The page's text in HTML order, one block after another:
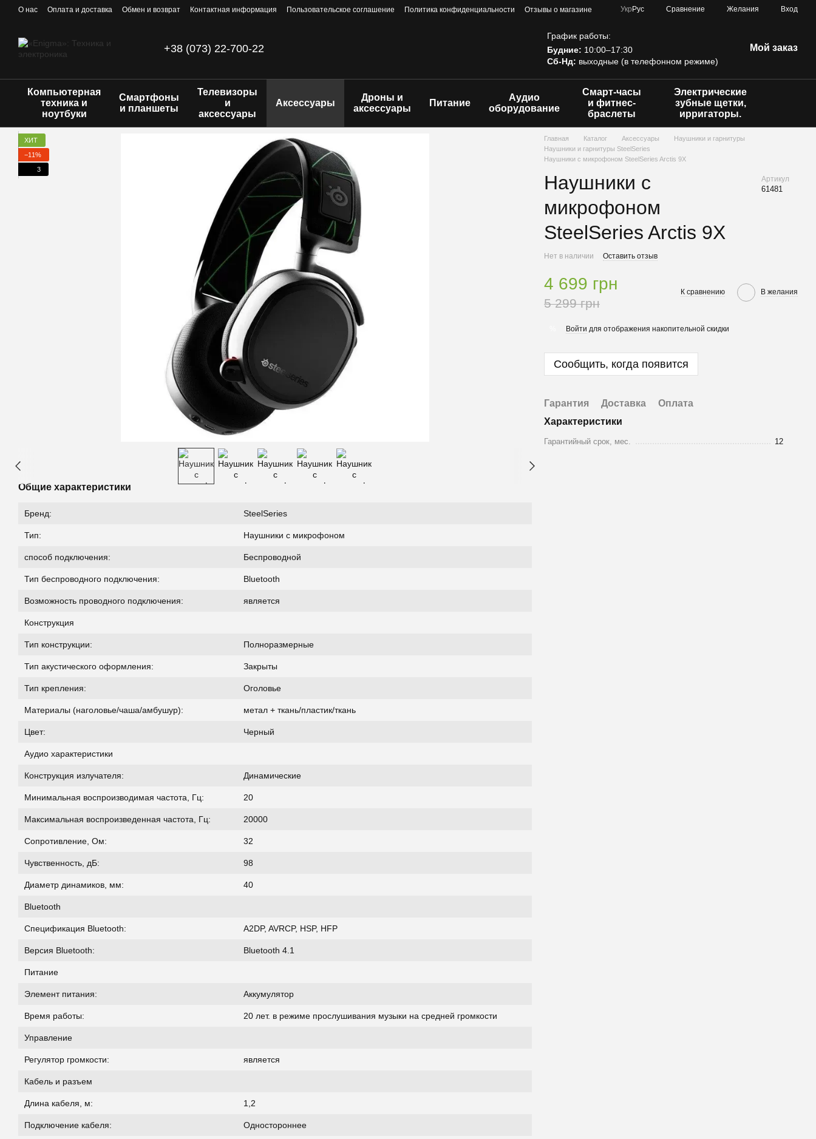
Перейти к основному контенту
О нас Оплата и доставка Обмен и возврат Контактная информация Пользовательское соглашение Политика конфиденциальности Отзывы о магазине Укр Рус Сравнение Желания Вход
+38 (073) 22-700-22
График работы:
Будние: 10:00–17:30
Сб-Нд: выходные (в телефонном режиме)
Мой заказ
Компьютерная
техника и
ноутбуки
Смартфоны
и планшеты
Телевизоры
и
аксессуары
Аксессуары
Дроны и
аксессуары
Питание
Аудио
оборудование
Смарт-часы
и фитнес-
браслеты
Электрические
зубные щетки,
ирригаторы.
ХИТ
−11%
3
Общие характеристики
Бренд: SteelSeries
Тип: Наушники с микрофоном
способ подключения: Беспроводной
Тип беспроводного подключения: Bluetooth
Возможность проводного подключения: является
Конструкция
Тип конструкции: Полноразмерные
Тип акустического оформления: Закрыты
Тип крепления: Оголовье
Материалы (наголовье/чаша/амбушур): метал + ткань/пластик/ткань
Цвет: Черный
Аудио характеристики
Конструкция излучателя: Динамические
Минимальная воспроизводимая частота, Гц: 20
Максимальная воспроизведенная частота, Гц: 20000
Сопротивление, Ом: 32
Чувственность, дБ: 98
Диаметр динамиков, мм: 40
Bluetooth
Спецификация Bluetooth: A2DP, AVRCP, HSP, HFP
Версия Bluetooth: Bluetooth 4.1
Питание
Элемент питания: Аккумулятор
Время работы: 20 лет. в режиме прослушивания музыки на средней громкости
Управление
Регулятор громкости: является
Кабель и разъем
Длина кабеля, м: 1,2
Подключение кабеля: Одностороннее
Главная Каталог Аксессуары
Наушники и гарнитуры
Наушники и гарнитуры SteelSeries
Наушники с микрофоном SteelSeries Arctis 9X
Наушники с
микрофоном
SteelSeries Arctis 9X
Артикул
61481
Нет в наличии Оставить отзыв
4 699 грн
5 299 грн
К сравнению В желания
Войти для отображения накопительной скидки
Сообщить, когда появится
Гарантия Доставка
Оплата
Характеристики
Гарантийный срок, мес. 12